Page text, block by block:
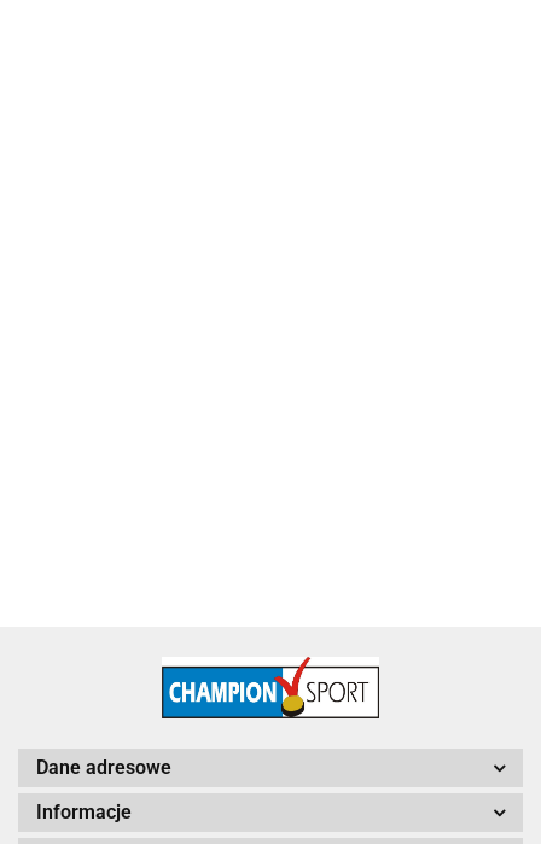
Dane adresowe
Informacje